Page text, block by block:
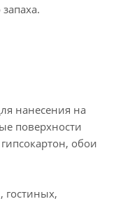
нанесения на
поверхности
обои
гостиных,